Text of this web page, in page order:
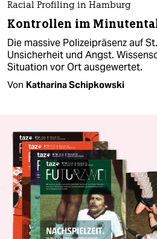
Racial Profiling in Hamburg
Kontrollen im
Die massive Polizeipräsenz auf
Unsicherheit und Angst.
Situation vor Ort ausgewertet.
Von Katharina Schipkowski